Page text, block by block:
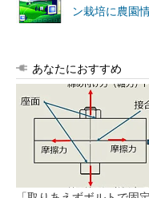
ン栽培に農園
あなたにおすすめ